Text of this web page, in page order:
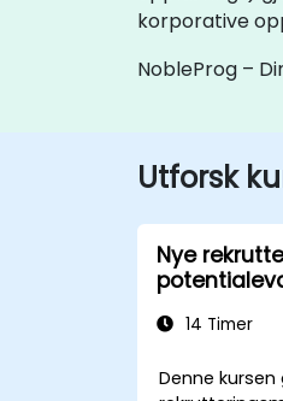
korporative
NobleProg –
Utforsk
Nye
14 Timer
Denne